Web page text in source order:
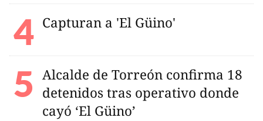
Capturan a 'El Güino'
Alcalde de Torreón confirma 18
detenidos tras operativo donde
cayó ‘El Güino’